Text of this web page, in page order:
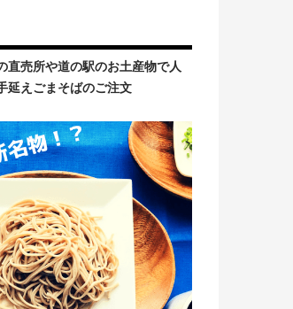
直売所や道の駅のお土産物で人
延えごまそばのご注文